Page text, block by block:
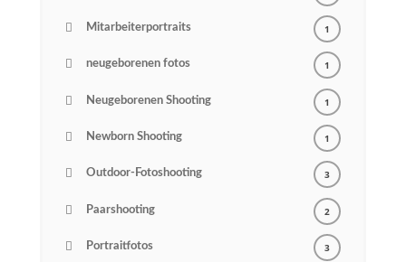
Mitarbeiterportraits 1
neugeborenen fotos 1
Neugeborenen Shooting 1
Newborn Shooting 1
Outdoor-Fotoshooting 3
Paarshooting 2
Portraitfotos 3